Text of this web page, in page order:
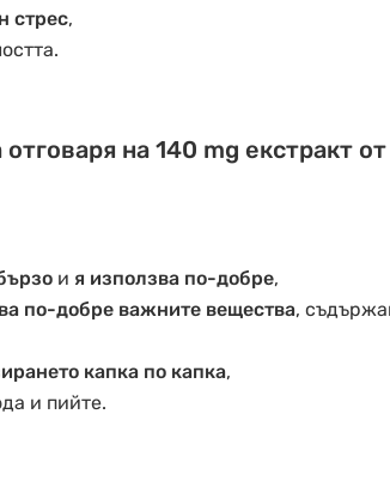
стрес,
на 140 mg екстракт
и я използва по-добре,
по-добре важните вещества,
капка по капка,
и пийте.